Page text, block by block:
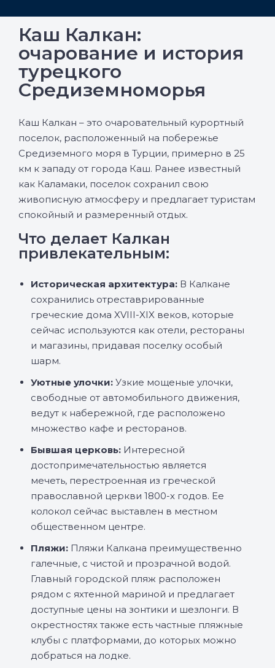
Каш Калкан:
очарование и история
турецкого
Средиземноморья
Каш Калкан – это очаровательный курортный
поселок, расположенный на побережье
Средиземного моря в Турции, примерно в 25
км к западу от города Каш. Ранее известный
как Каламаки, поселок сохранил свою
живописную атмосферу и предлагает туристам
спокойный и размеренный отдых.
Что делает Калкан
привлекательным:
Историческая архитектура: В Калкане
сохранились отреставрированные
греческие дома XVIII-XIX веков, которые
сейчас используются как отели, рестораны
и магазины, придавая поселку особый
шарм.
Уютные улочки: Узкие мощеные улочки,
свободные от автомобильного движения,
ведут к набережной, где расположено
множество кафе и ресторанов.
Бывшая церковь: Интересной
достопримечательностью является
мечеть, перестроенная из греческой
православной церкви 1800-х годов. Ее
колокол сейчас выставлен в местном
общественном центре.
Пляжи: Пляжи Калкана преимущественно
галечные, с чистой и прозрачной водой.
Главный городской пляж расположен
рядом с яхтенной мариной и предлагает
доступные цены на зонтики и шезлонги. В
окрестностях также есть частные пляжные
клубы с платформами, до которых можно
добраться на лодке.